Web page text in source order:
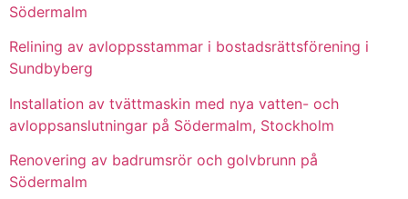
Södermalm
Relining av avloppsstammar i bostadsrättsförening i
Sundbyberg
Installation av tvättmaskin med nya vatten- och
avloppsanslutningar på Södermalm, Stockholm
Renovering av badrumsrör och golvbrunn på
Södermalm